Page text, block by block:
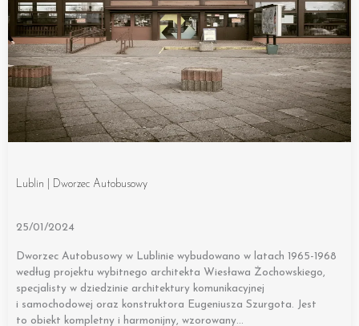
Lublin | Dworzec Autobusowy
25/01/2024
Dworzec Autobusowy w Lublinie wybudowano w latach 1965-1968
według projektu wybitnego architekta Wiesława Żochowskiego,
specjalisty w dziedzinie architektury komunikacyjnej
i samochodowej oraz konstruktora Eugeniusza Szurgota. Jest
to obiekt kompletny i harmonijny, wzorowany…